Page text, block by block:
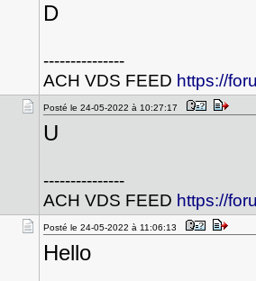
D
---------------
ACH VDS FEED https://
Posté le 24-05-2022 à 10:27:17
U
---------------
ACH VDS FEED https://
Posté le 24-05-2022 à 11:06:13
Hello